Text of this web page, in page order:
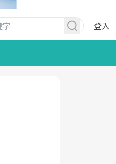
登入